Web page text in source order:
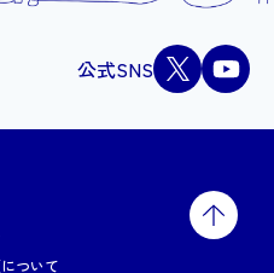
公式SNS
ついて